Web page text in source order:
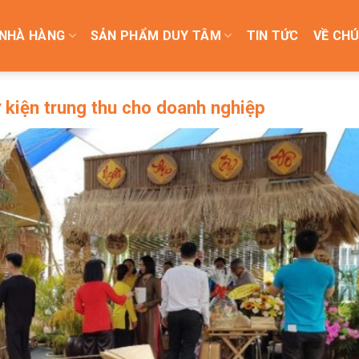
HÀNG SẢN PHẨM DUY TÂM TIN TỨC VỀ
trung thu cho doanh nghiệp